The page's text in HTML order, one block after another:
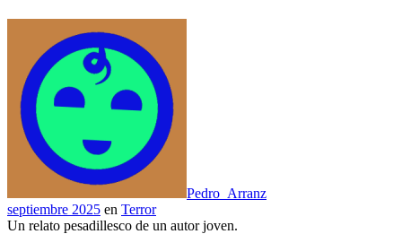
Pedro_Arranz
septiembre 2025 en Terror
Un relato pesadillesco de un autor joven.